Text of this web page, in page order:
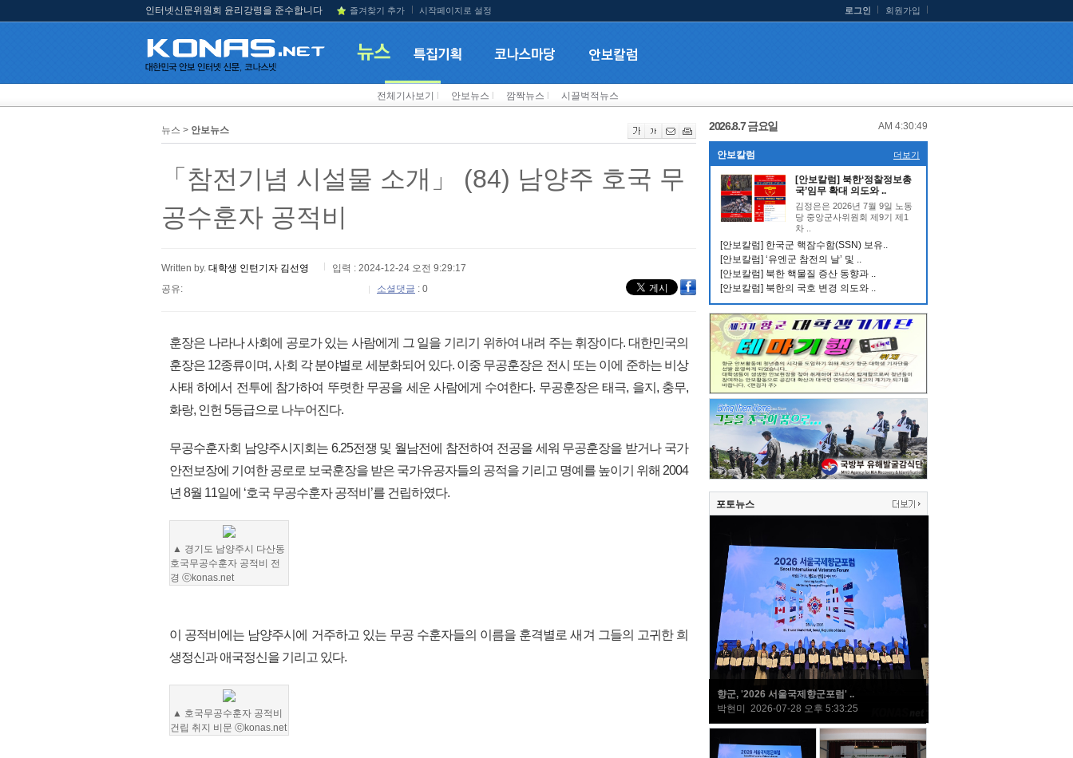
인터넷신문위원회 윤리강령을 준수합니다 즐겨찾기 추가 시작페이지로 설정 로그인 회원가입
전체기사보기 안보뉴스 깜짝뉴스 시끌벅적뉴스
뉴스 > 안보뉴스
「참전기념 시설물 소개」 (84) 남양주 호국 무
공수훈자 공적비
Written by. 대학생 인턴기자 김선영
입력 : 2024-12-24 오전 9:29:17
공유:
소셜댓글 : 0
훈장은 나라나 사회에 공로가 있는 사람에게 그 일을 기리기 위하여 내려 주는 휘장이다. 대한민국의
훈장은 12종류이며, 사회 각 분야별로 세분화되어 있다. 이중 무공훈장은 전시 또는 이에 준하는 비상
사태 하에서 전투에 참가하여 뚜렷한 무공을 세운 사람에게 수여한다. 무공훈장은 태극, 을지, 충무,
화랑, 인헌 5등급으로 나누어진다.
무공수훈자회 남양주시지회는 6.25전쟁 및 월남전에 참전하여 전공을 세워 무공훈장을 받거나 국가
안전보장에 기여한 공로로 보국훈장을 받은 국가유공자들의 공적을 기리고 명예를 높이기 위해 2004
년 8월 11일에 ‘호국 무공수훈자 공적비’를 건립하였다.
▲ 경기도 남양주시 다산동
호국무공수훈자 공적비 전
경 ⓒkonas.net
이 공적비에는 남양주시에 거주하고 있는 무공 수훈자들의 이름을 훈격별로 새겨 그들의 고귀한 희
생정신과 애국정신을 기리고 있다.
▲ 호국무공수훈자 공적비
건립 취지 비문 ⓒkonas.net
2026.8.7 금요일 AM 4:30:50
안보칼럼 더보기
[안보칼럼] 북한‘정찰정보총
국’임무 확대 의도와 ..
김정은은 2026년 7월 9일 노동
당 중앙군사위원회 제9기 제1
차 ..
[안보칼럼] 한국군 핵잠수함(SSN) 보유..
[안보칼럼] ‘유엔군 참전의 날’ 및 ..
[안보칼럼] 북한 핵물질 증산 동향과 ..
[안보칼럼] 북한의 국호 변경 의도와 ..
포토뉴스
향군, '2026 서울국제향군포럼' ..
박현미 2026-07-28 오후 5:33:25